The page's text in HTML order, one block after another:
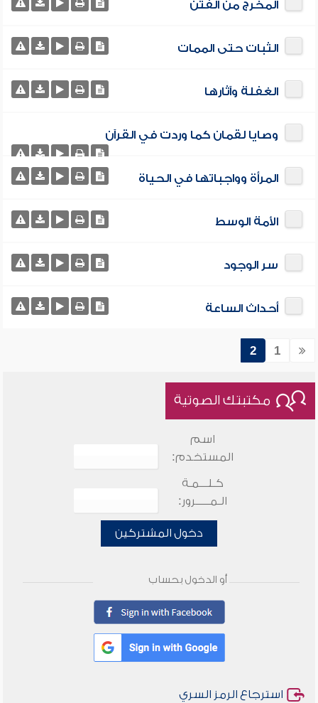
المخرج من الفتن
الثبات حتى الممات
الغفلة وآثارها
وصايا لقمان كما وردت في القرآن
المرأة وواجباتها في الحياة
الأمة الوسط
سر الوجود
أحداث الساعة
1
2
مكتبتك الصوتية
اسم
المستخدم:
كـلـــمـة
الـمـــــرور:
دخول المشتركين
أو الدخول بحساب
استرجاع الرمز السري